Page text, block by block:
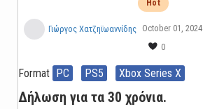
Hot
Γιώργος Χατζηϊωαννίδης October 01, 2024
0
Format PC PS5 Xbox Series X
Δήλωση για τα 30 χρόνια.